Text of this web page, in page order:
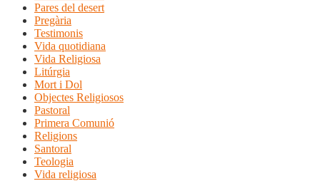
Pares del desert
Pregària
Testimonis
Vida quotidiana
Vida Religiosa
Litúrgia
Mort i Dol
Objectes Religiosos
Pastoral
Primera Comunió
Religions
Santoral
Teologia
Vida religiosa